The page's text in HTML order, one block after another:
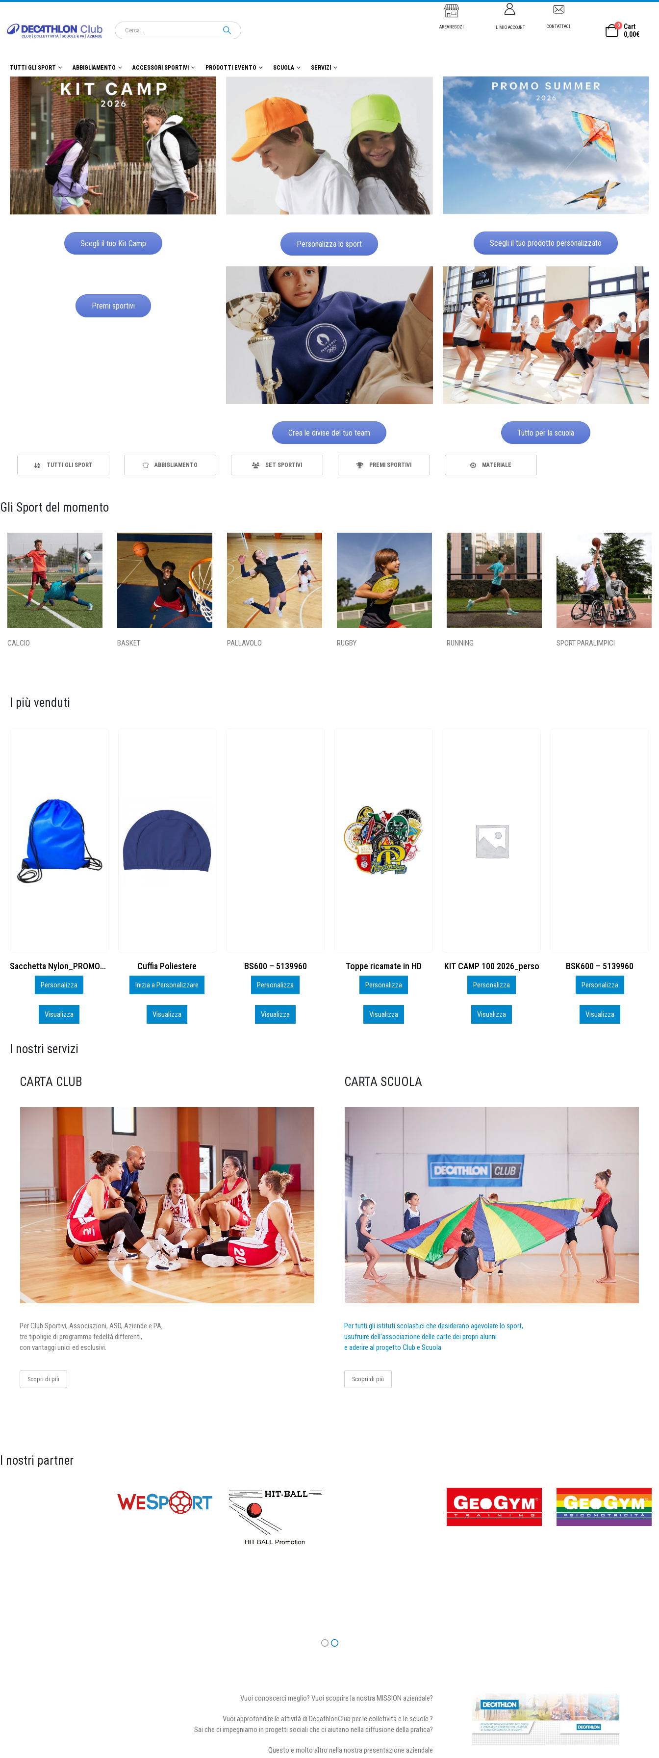
AREANEGOZI IL MIO ACCOUNT CONTATTACI 0
Cart
0,00€
TUTTI GLI SPORT ABBIGLIAMENTO ACCESSORI SPORTIVI PRODOTTI EVENTO SCUOLA SERVIZI
Scegli il tuo Kit Camp Personalizza lo sport Scegli il tuo prodotto personalizzato
Premi sportivi
Crea le divise del tuo team Tutto per la scuola
TUTTI GLI SPORT ABBIGLIAMENTO SET SPORTIVI PREMI SPORTIVI MATERIALE
Gli Sport del momento
CALCIO BASKET PALLAVOLO RUGBY RUNNING SPORT PARALIMPICI
I più venduti
Cuffia Poliestere
Inizia a Personalizzare
Visualizza
BS600 – 5139960
Personalizza
Visualizza
Toppe ricamate in HD
Personalizza
Visualizza
KIT CAMP 100 2026_perso
Personalizza
Visualizza
BSK600 – 5139960
Personalizza
Visualizza
DTF
Personalizza
Visualizza
I nostri servizi
CARTA CLUB
Per Club Sportivi, Associazioni, ASD, Aziende e PA,
tre tipoligie di programma fedeltà differenti,
con vantaggi unici ed esclusivi.
Scopri di più
CARTA SCUOLA
Per tutti gli istituti scolastici che desiderano agevolare lo sport,
usufruire dell’associazione delle carte dei propri alunni
e aderire al progetto Club e Scuola
Scopri di più
I nostri partner
Vuoi conoscerci meglio? Vuoi scoprire la nostra MISSION aziendale?
Vuoi approfondire le attività di DecathlonClub per le colletività e le scuole ?
Sai che ci impegniamo in progetti sociali che ci aiutano nella diffusione della pratica?
Questo e molto altro nella nostra presentazione aziendale